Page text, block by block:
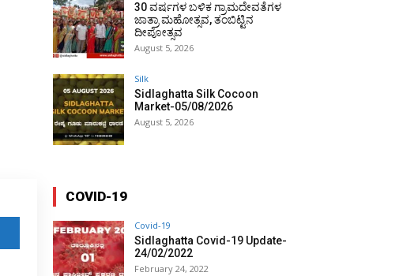
30 ವರ್ಷಗಳ ಬಳಿಕ ಗ್ರಾಮದೇವತೆಗಳ
ಜಾತ್ರಾ ಮಹೋತ್ಸವ, ತಂಬಿಟ್ಟಿನ
ದೀಪೋತ್ಸವ
August 5, 2026
Silk
Sidlaghatta Silk Cocoon
Market-05/08/2026
August 5, 2026
COVID-19
Covid-19
Sidlaghatta Covid-19 Update-
24/02/2022
February 24, 2022